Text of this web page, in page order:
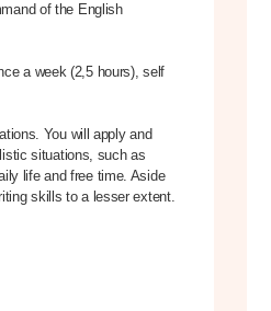
of the English
a week (2,5 hours), self
You will apply and
situations, such as
life and free time. Aside
skills to a lesser extent.